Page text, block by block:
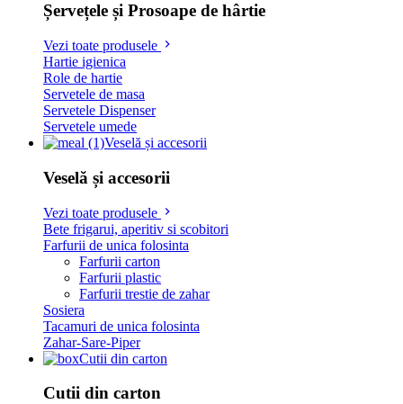
Șervețele și Prosoape de hârtie
Vezi toate produsele
Hartie igienica
Role de hartie
Servetele de masa
Servetele Dispenser
Servetele umede
Veselă și accesorii
Veselă și accesorii
Vezi toate produsele
Bete frigarui, aperitiv si scobitori
Farfurii de unica folosinta
Farfurii carton
Farfurii plastic
Farfurii trestie de zahar
Sosiera
Tacamuri de unica folosinta
Zahar-Sare-Piper
Cutii din carton
Cutii din carton